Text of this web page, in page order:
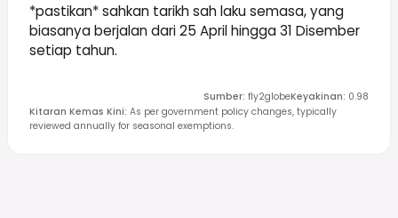
*pastikan* sahkan tarikh sah laku semasa, yang
biasanya berjalan dari 25 April hingga 31 Disember
setiap tahun.
Sumber: fly2globeKeyakinan: 0.98
Kitaran Kemas Kini: As per government policy changes, typically
reviewed annually for seasonal exemptions.